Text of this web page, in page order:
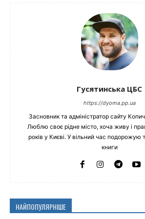
Гусятинська ЦБС
https://dyoma.pp.ua
Засновник та адміністратор сайту
Люблю своє рідне місто, хоча живу і
років у Києві. У вільний час подорожую
книги
НАЙПОПУЛЯРНІШЕ